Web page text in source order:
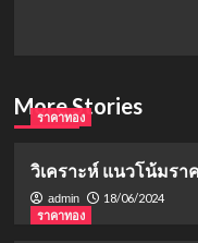
More Stories
ราคาทอง
วิเคราะห์ แนวโน้มรา
admin
18/06/2024
ราคาทอง